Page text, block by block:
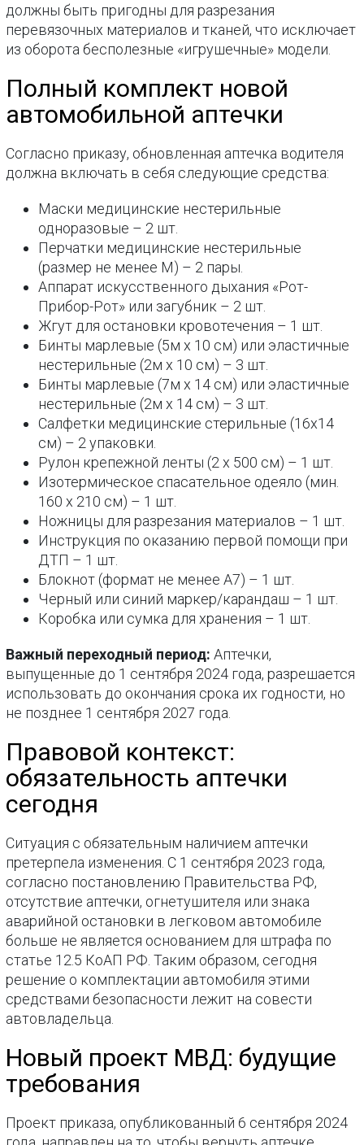
должны быть пригодны для разрезания
перевязочных материалов и тканей, что исключает
из оборота бесполезные «игрушечные» модели.
Полный комплект новой
автомобильной аптечки
Согласно приказу, обновленная аптечка водителя
должна включать в себя следующие средства:
Маски медицинские нестерильные
одноразовые – 2 шт.
Перчатки медицинские нестерильные
(размер не менее М) – 2 пары.
Аппарат искусственного дыхания «Рот-
Прибор-Рот» или загубник – 2 шт.
Жгут для остановки кровотечения – 1 шт.
Бинты марлевые (5м х 10 см) или эластичные
нестерильные (2м х 10 см) – 3 шт.
Бинты марлевые (7м х 14 см) или эластичные
нестерильные (2м х 14 см) – 3 шт.
Салфетки медицинские стерильные (16х14
см) – 2 упаковки.
Рулон крепежной ленты (2 х 500 см) – 1 шт.
Изотермическое спасательное одеяло (мин.
160 х 210 см) – 1 шт.
Ножницы для разрезания материалов – 1 шт.
Инструкция по оказанию первой помощи при
ДТП – 1 шт.
Блокнот (формат не менее А7) – 1 шт.
Черный или синий маркер/карандаш – 1 шт.
Коробка или сумка для хранения – 1 шт.
Важный переходный период: Аптечки,
выпущенные до 1 сентября 2024 года, разрешается
использовать до окончания срока их годности, но
не позднее 1 сентября 2027 года.
Правовой контекст:
обязательность аптечки
сегодня
Ситуация с обязательным наличием аптечки
претерпела изменения. С 1 сентября 2023 года,
согласно постановлению Правительства РФ,
отсутствие аптечки, огнетушителя или знака
аварийной остановки в легковом автомобиле
больше не является основанием для штрафа по
статье 12.5 КоАП РФ. Таким образом, сегодня
решение о комплектации автомобиля этими
средствами безопасности лежит на совести
автовладельца.
Новый проект МВД: будущие
требования
Проект приказа, опубликованный 6 сентября 2024